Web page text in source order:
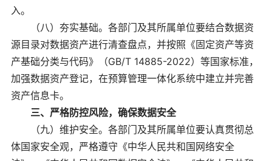
入。
（八）夯实基础。各部门及其所属单位要结合数据资
源目录对数据资产进行清查盘点，并按照《固定资产等资
产基础分类与代码》（GB/T 14885-2022）等国家标准，
加强数据资产登记，在预算管理一体化系统中建立并完善
资产信息卡。
三、严格防控风险，确保数据安全
（九）维护安全。各部门及其所属单位要认真贯彻总
体国家安全观，严格遵守《中华人民共和国网络安全